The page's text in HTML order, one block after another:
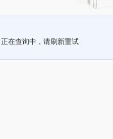
正在查询中，请刷新重试